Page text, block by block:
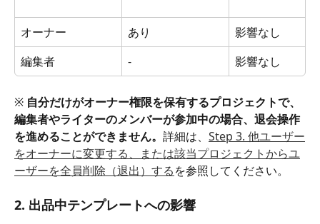
オーナー あり
影響なし
編集者
- 影響なし
※ 自分だけがオーナー権限を保有するプロジェクトで、
編集者やライターのメンバーが参加中の場合、退会操作
を進めることができません。 詳細は、 Step 3. 他ユーザー
をオーナーに変更する、または該当プロジェクトからユ
ーザーを全員削除（退出）するを参照してください。
2. 出品中テンプレートへの影響